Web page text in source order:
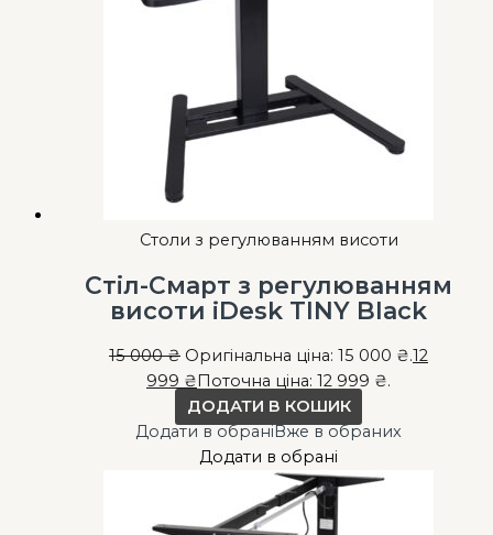
Столи з регулюванням висоти
Стіл-Смарт з регулюванням
висоти iDesk TINY Black
15 000₴ Оригінальна ціна: 15 000 ₴.12
999 ₴Поточна ціна: 12 999 ₴.
ДОДАТИ В КОШИК
Додати в обраніВже в обраних
Додати в обрані